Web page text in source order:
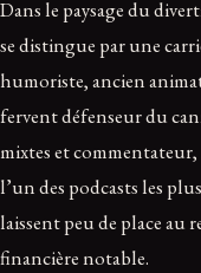
Dans le paysage du
se distingue par une
humoriste, ancien
fervent défenseur du
mixtes et commentateur,
l’un des podcasts les
laissent peu de place au
financière notable.